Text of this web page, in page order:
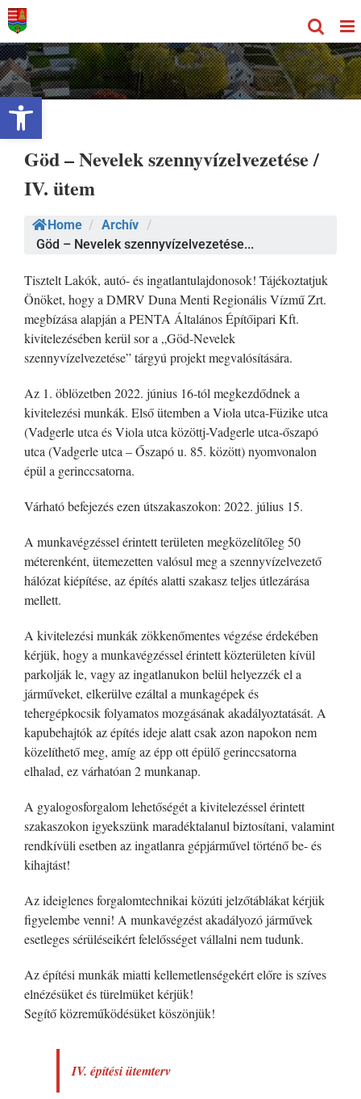
Eszköztár megnyitása
Kihagyás
Göd – Nevelek szennyvízelvezetése /
IV. ütem
Home / Archív /
Göd – Nevelek szennyvízelvezetése...
Tisztelt Lakók, autó- és ingatlantulajdonosok! Tájékoztatjuk
Önöket, hogy a DMRV Duna Menti Regionális Vízmű Zrt.
megbízása alapján a PENTA Általános Építőipari Kft.
kivitelezésében kerül sor a „Göd-Nevelek
szennyvízelvezetése” tárgyú projekt megvalósítására.
Az 1. öblözetben 2022. június 16-tól megkezdődnek a
kivitelezési munkák. Első ütemben a Viola utca-Füzike utca
(Vadgerle utca és Viola utca közöttj-Vadgerle utca-őszapó
utca (Vadgerle utca – Őszapó u. 85. között) nyomvonalon
épül a gerinccsatorna.
Várható befejezés ezen útszakaszokon: 2022. július 15.
A munkavégzéssel érintett területen megközelítőleg 50
méterenként, ütemezetten valósul meg a szennyvízelvezető
hálózat kiépítése, az építés alatti szakasz teljes útlezárása
mellett.
A kivitelezési munkák zökkenőmentes végzése érdekében
kérjük, hogy a munkavégzéssel érintett közterületen kívül
parkolják le, vagy az ingatlanukon belül helyezzék el a
járműveket, elkerülve ezáltal a munkagépek és
tehergépkocsik folyamatos mozgásának akadályoztatását. A
kapubehajtók az építés ideje alatt csak azon napokon nem
közelíthető meg, amíg az épp ott épülő gerinccsatorna
elhalad, ez várhatóan 2 munkanap.
A gyalogosforgalom lehetőségét a kivitelezéssel érintett
szakaszokon igyekszünk maradéktalanul biztosítani, valamint
rendkívüli esetben az ingatlanra gépjárművel történő be- és
kihajtást!
Az ideiglenes forgalomtechnikai közúti jelzőtáblákat kérjük
figyelembe venni! A munkavégzést akadályozó járművek
esetleges sérüléseikért felelősséget vállalni nem tudunk.
Az építési munkák miatti kellemetlenségekért előre is szíves
elnézésüket és türelmüket kérjük!
Segítő közreműködésüket köszönjük!
IV. építési ütemterv